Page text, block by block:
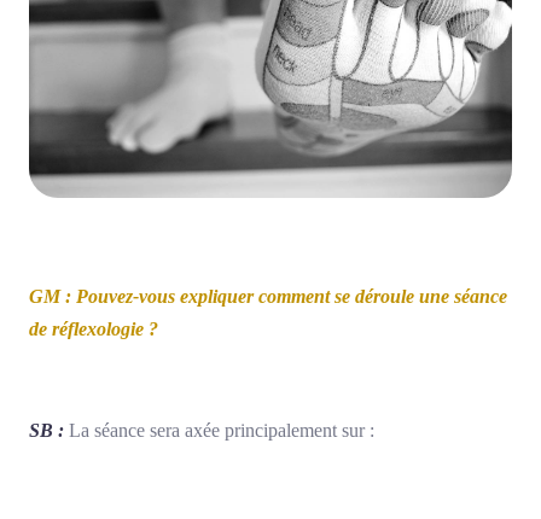
GM : Pouvez-vous expliquer comment se déroule une séance
de réflexologie ?
SB : La séance sera axée principalement sur :